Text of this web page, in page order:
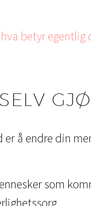
betyr egentlig
å endre din
som